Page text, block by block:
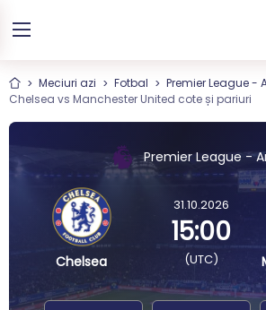
Meciuri azi Fotbal
Premier League -
Chelsea vs Manchester United cote și pariuri
Premier League -
Chelsea
31.10.2026
15:00
(UTC)